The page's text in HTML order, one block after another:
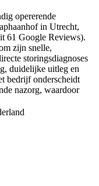
opererende
in Utrecht,
61 Google Reviews).
zijn snelle,
storingsdiagnoses
duidelijke uitleg en
bedrijf onderscheidt
nazorg, waardoor